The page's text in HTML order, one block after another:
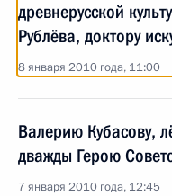
древнерусской
Рублёва, доктору
8 января 2010 года, 11:00
Валерию Кубасову,
дважды Герою
7 января 2010 года, 12:45